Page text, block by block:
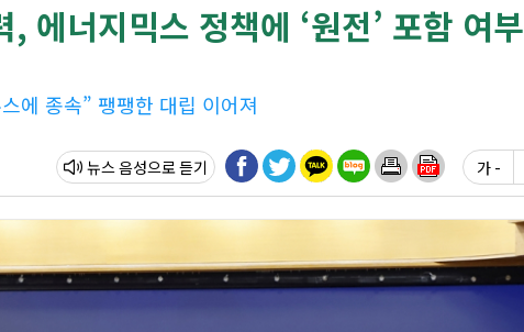
에너지믹스 정책에 ‘원전’ 포함 여부
에 종속” 팽팽한 대립 이어져
뉴스 음성 가 -